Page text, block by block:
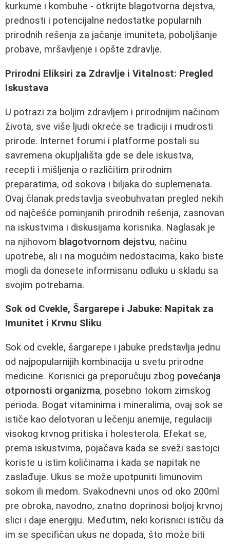
kurkume i kombuhe - otkrijte blagotvorna dejstva,
prednosti i potencijalne nedostatke popularnih
prirodnih rešenja za jačanje imuniteta, poboljšanje
probave, mršavljenje i opšte zdravlje.
Prirodni Eliksiri za Zdravlje i Vitalnost: Pregled
Iskustava
U potrazi za boljim zdravljem i prirodnijim načinom
života, sve više ljudi okreće se tradiciji i mudrosti
prirode. Internet forumi i platforme postali su
savremena okupljališta gde se dele iskustva,
recepti i mišljenja o različitim prirodnim
preparatima, od sokova i biljaka do suplemenata.
Ovaj članak predstavlja sveobuhvatan pregled nekih
od najčešće pominjanih prirodnih rešenja, zasnovan
na iskustvima i diskusijama korisnika. Naglasak je
na njihovom blagotvornom dejstvu, načinu
upotrebe, ali i na mogućim nedostacima, kako biste
mogli da donesete informisanu odluku u skladu sa
svojim potrebama.
Sok od Cvekle, Šargarepe i Jabuke: Napitak za
Imunitet i Krvnu Sliku
Sok od cvekle, šargarepe i jabuke predstavlja jednu
od najpopularnijih kombinacija u svetu prirodne
medicine. Korisnici ga preporučuju zbog povećanja
otpornosti organizma, posebno tokom zimskog
perioda. Bogat vitaminima i mineralima, ovaj sok se
ističe kao delotvoran u lečenju anemije, regulaciji
visokog krvnog pritiska i holesterola. Efekat se,
prema iskustvima, pojačava kada se sveži sastojci
koriste u istim količinama i kada se napitak ne
zaslađuje. Ukus se može upotpuniti limunovim
sokom ili medom. Svakodnevni unos od oko 200ml
pre obroka, navodno, znatno doprinosi boljoj krvnoj
slici i daje energiju. Međutim, neki korisnici ističu da
im se specifičan ukus ne dopada, što može biti